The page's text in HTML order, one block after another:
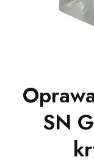
SN